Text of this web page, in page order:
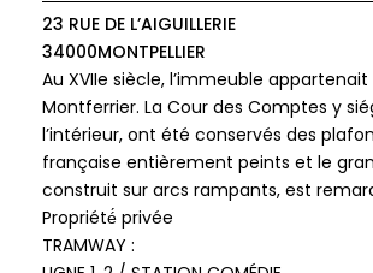
23 RUE DE L’AIGUILLERIE
34000MONTPELLIER
Au XVIIe siècle, l’immeuble
Montferrier. La Cour des Comptes y
l’intérieur, ont été conservés des
française entièrement peints et le
construit sur arcs rampants, est
Propriété́ privée
TRAMWAY :